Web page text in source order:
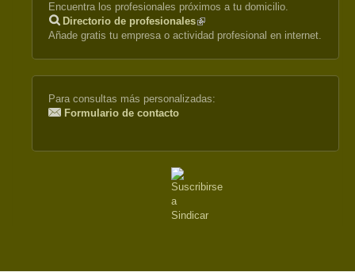
Encuentra los profesionales próximos a tu domicilio.
Directorio de profesionales(link
is
Añade gratis tu empresa o actividad profesional en internet.
Para consultas más personalizadas:
Formulario de contacto